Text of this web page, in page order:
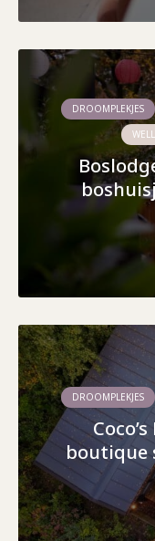
DROOMPLEKJES
DROOMPLEKJES
boutique